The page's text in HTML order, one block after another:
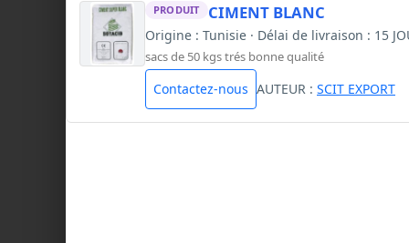
PRODUIT CIMENT BLANC
Origine : Tunisie · Délai de livraison : 15
sacs de 50 kgs trés bonne qualité
Contactez-nous AUTEUR : SCIT EXPORT